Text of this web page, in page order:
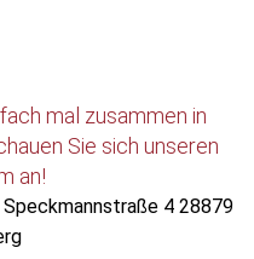
mal zusammen in
Sie sich unseren
an!
4 28879